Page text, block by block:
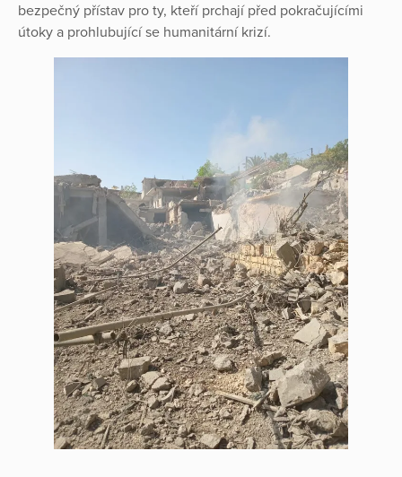
bezpečný přístav pro ty, kteří prchají před pokračujícími
útoky a prohlubující se humanitární krizí.